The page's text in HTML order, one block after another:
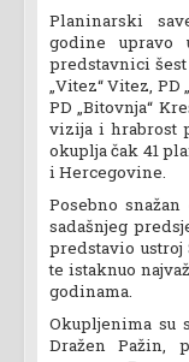
Planinarski
godine upravo
predstavnici šest
„Vitez“ Vitez,
PD „Bitovnja“
vizija i hrabrost
okuplja čak 41
i Hercegovine.
Posebno
sadašnjeg
predstavio ustroj
te istaknuo
godinama.
Okupljenima su
Dražen Pažin,